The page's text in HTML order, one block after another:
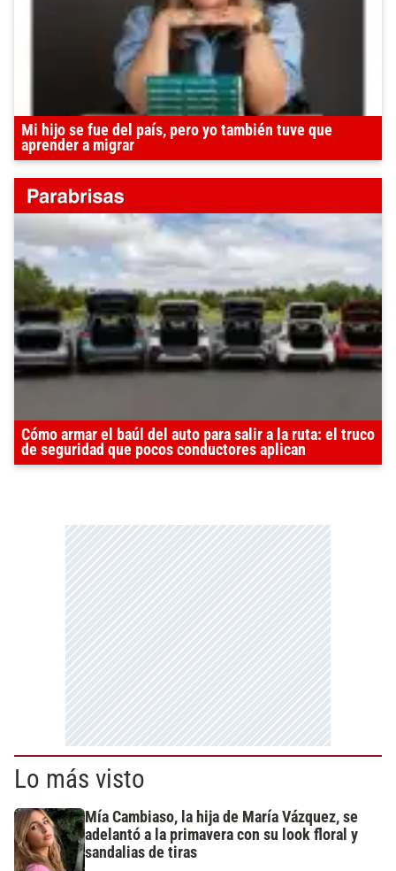
Mi hijo se fue del país, pero yo también tuve que
aprender a migrar
Cómo armar el baúl del auto para salir a la ruta: el truco
de seguridad que pocos conductores aplican
Lo más visto
Mía Cambiaso, la hija de María Vázquez, se
adelantó a la primavera con su look floral y
sandalias de tiras